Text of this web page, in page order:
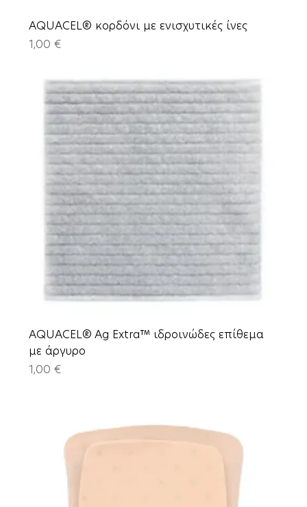
AQUACEL® κορδόνι με ενισχυτικές ίνες
Price
1,00 €
AQUACEL® Ag Extra™ ιδροινώδες επίθεμα
με άργυρο
Price
1,00 €